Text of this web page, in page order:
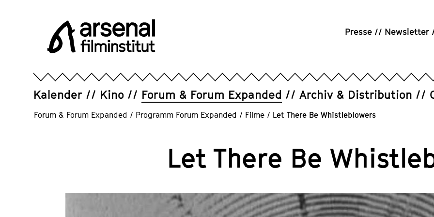
Filminstitut
Presse Newsletter
Kalender Kino Forum & Forum Expanded Archiv & Distribution
Forum & Forum Expanded / Programm Forum Expanded / Filme / Let There Be Whistleblowers
Let There Be